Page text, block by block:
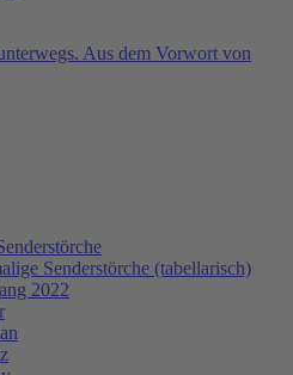
Aus dem Vorwort von
Senderstörche (tabellarisch)
2022